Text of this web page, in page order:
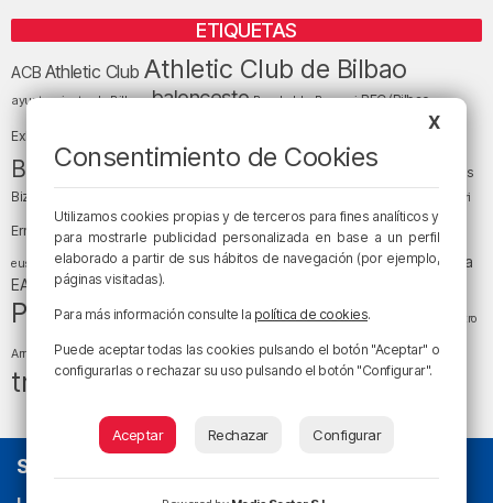
ETIQUETAS
ACB Athletic Club Athletic Club de Bilbao
ayuntamiento de Bilbao baloncesto Barakaldo Basauri BEC (Bilbao
Exhibition Center) Bizkaia
Bizkaia y sus comarcas Copa del Rey cultura
Cáritas
Bizkaia
Diócesis de Bilbao el tiempo Enkarterri
Ernesto Valverde Ertzaintza Euskadi (País Vasco)
euskera fiestas fútbol Gobierno vasco juanma jubera LaLiga LaLiga
EA Sports Liga Endesa
Política religión San Mamés sociedadsucesos Teatro
Arriaga tiempotiempo atmosféricotráfico
tráfico en Bizkaia
SOBRE NOSOTROS
X
Consentimiento de Cookies
Utilizamos cookies propias y de terceros para fines analíticos y
para mostrarle publicidad personalizada en base a un perfil
elaborado a partir de sus hábitos de navegación (por ejemplo,
páginas visitadas).
Para más información consulte la política de cookies.
Puede aceptar todas las cookies pulsando el botón "Aceptar" o
configurarlas o rechazar su uso pulsando el botón "Configurar".
Aceptar Rechazar Configurar